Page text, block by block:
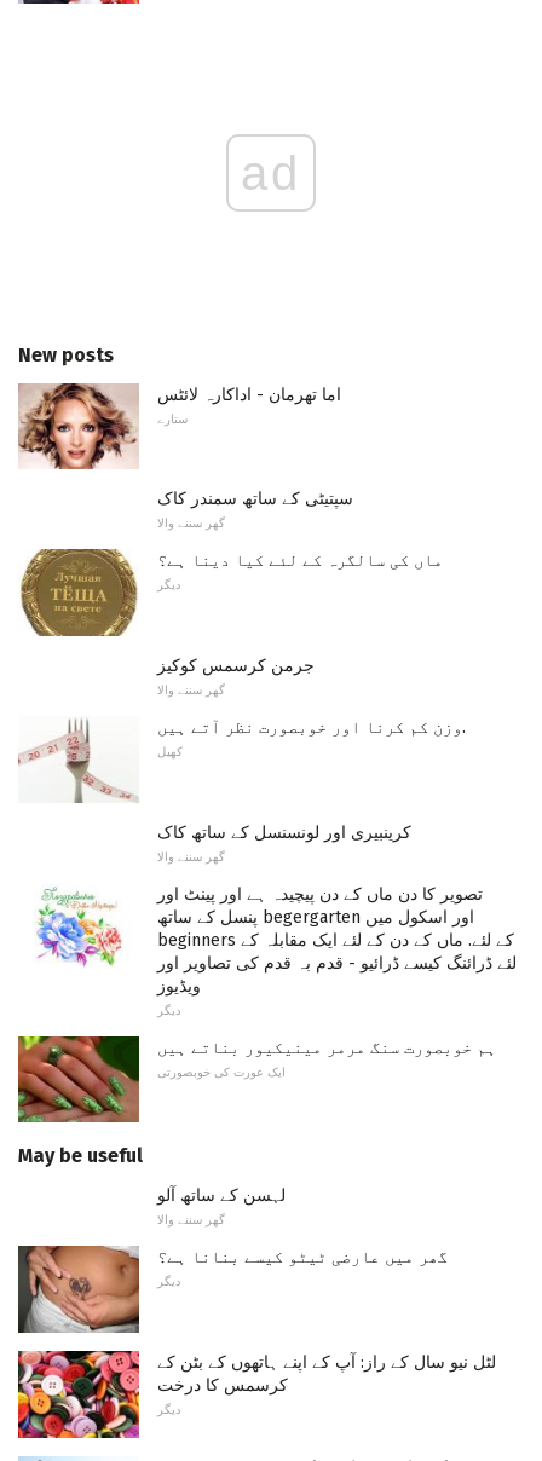
ad
New posts
اما تھرمان - اداکارہ لائٹس
ستارے
سپتیٹی کے ساتھ سمندر کاک
گھر سننے والا
ماں کی سالگرہ کے لئے کیا دینا ہے؟
دیگر
جرمن کرسمس کوکیز
گھر سننے والا
وزن کم کرنا اور خوبصورت نظر آتے ہیں.
کھیل
کرینبیری اور لونسنسل کے ساتھ کاک
گھر سننے والا
تصویر کا دن ماں کے دن پیچیدہ ہے اور پینٹ اور
پنسل کے ساتھ begergarten اور اسکول میں
beginners کے لئے. ماں کے دن کے لئے ایک مقابلہ کے
لئے ڈرائنگ کیسے ڈرائیو - قدم بہ قدم کی تصاویر اور
ویڈیوز
دیگر
ہم خوبصورت سنگ مرمر مینیکیور بناتے ہیں
ایک عورت کی خوبصورتی
May be useful
لہسن کے ساتھ آلو
گھر سننے والا
گھر میں عارضی ٹیٹو کیسے بنانا ہے؟
دیگر
لٹل نیو سال کے راز: آپ کے اپنے ہاتھوں کے بٹن کے
کرسمس کا درخت
دیگر